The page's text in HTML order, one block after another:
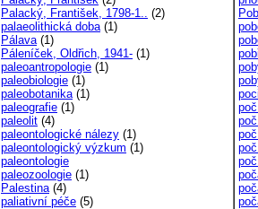
Palacký, František, 1798-1.. (2)
palaeolithická doba(1)
Pálava(1)
Páleníček, Oldřich, 1941- (1)
paleoantropologie (1)
paleobiologie (1)
paleobotanika(1)
paleografie (1)
paleolit (4)
paleontologické nálezy (1)
paleontologický výzkum (1)
paleontologie
paleozoologie (1)
Palestina(4)
paliativní péče (5)